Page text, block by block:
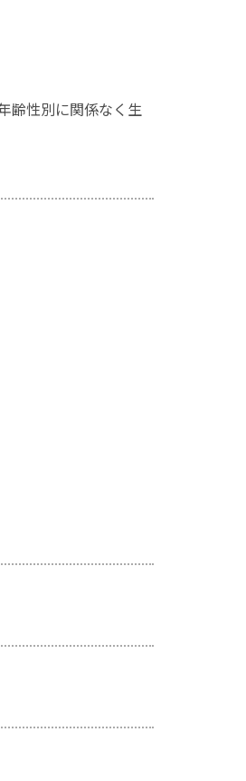
齢性別に関係なく生